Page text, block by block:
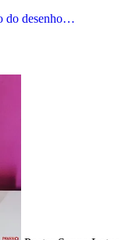
do desenho…